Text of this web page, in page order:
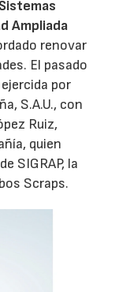
Sistemas
Ampliada
renovar
El pasado
por
S.A.U., con
Ruiz,
quien
SIGRAP, la
Scraps.